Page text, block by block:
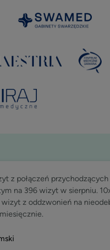
z połączeń przychodzących
na 396 wizyt w sierpniu.
z oddzwonień na